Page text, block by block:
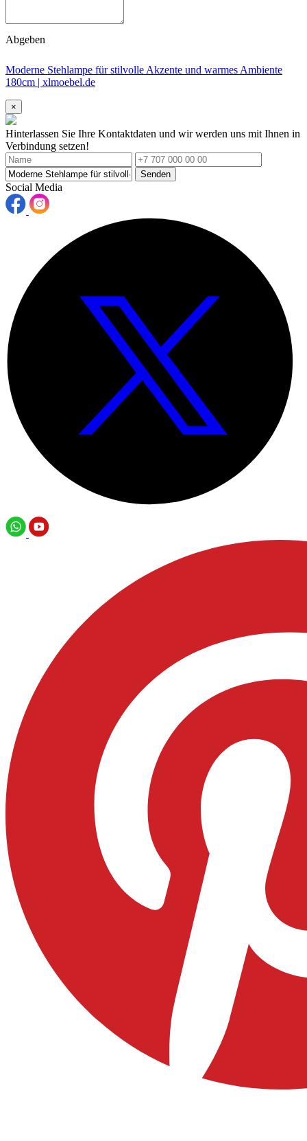
Abgeben
Moderne Stehlampe für stilvolle Akzente und warmes Ambiente
180cm | xlmoebel.de
×
Hinterlassen Sie Ihre Kontaktdaten und wir werden uns mit Ihnen in
Verbindung setzen!
Senden
Social Media